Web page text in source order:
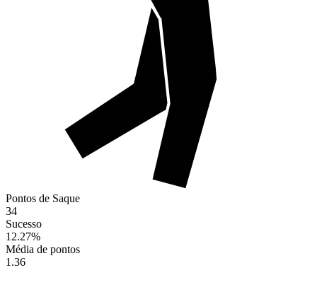
Pontos de Saque
34
Sucesso
12.27%
Média de pontos
1.36